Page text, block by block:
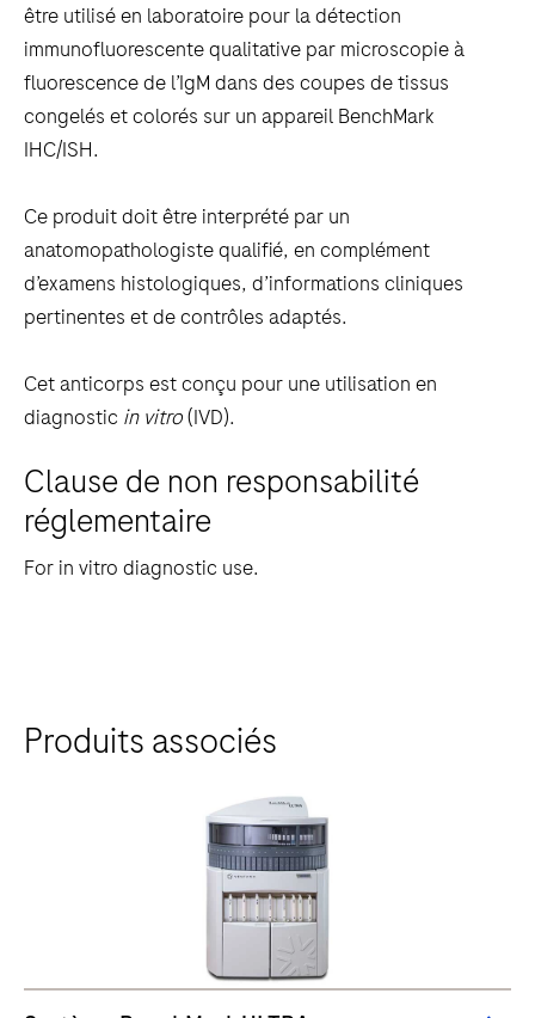
between
the
tabs
être utilisé en laboratoire pour la détection
immunofluorescente qualitative par microscopie à
fluorescence de l’IgM dans des coupes de tissus
congelés et colorés sur un appareil BenchMark
IHC/ISH.
Ce produit doit être interprété par un
anatomopathologiste qualifié, en complément
d’examens histologiques, d’informations cliniques
pertinentes et de contrôles adaptés.
Cet anticorps est conçu pour une utilisation en
diagnostic in vitro(IVD).
Clause de non responsabilité
réglementaire
For in vitro diagnostic use.
Produits associés